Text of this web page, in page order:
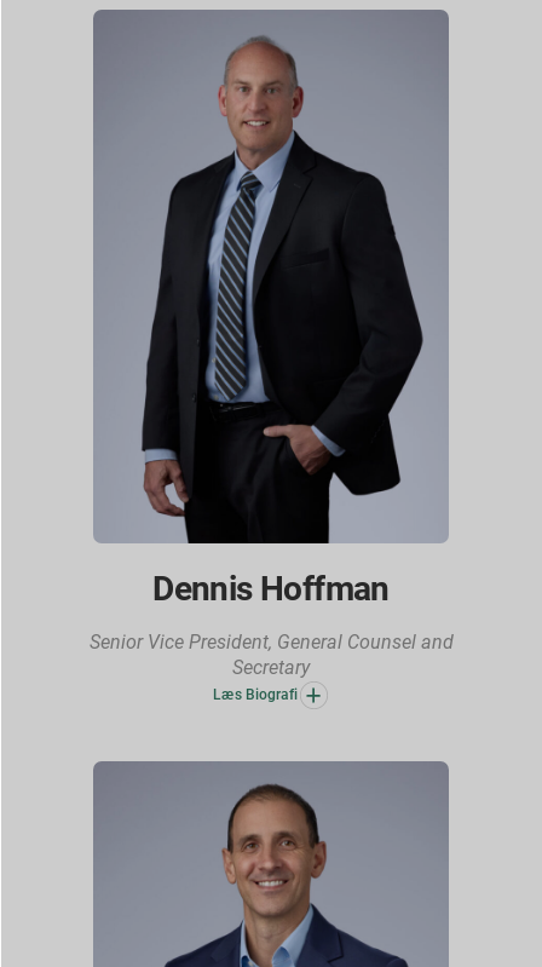
Dennis Hoffman
Senior Vice President, General Counsel and
Secretary
Læs Biografi